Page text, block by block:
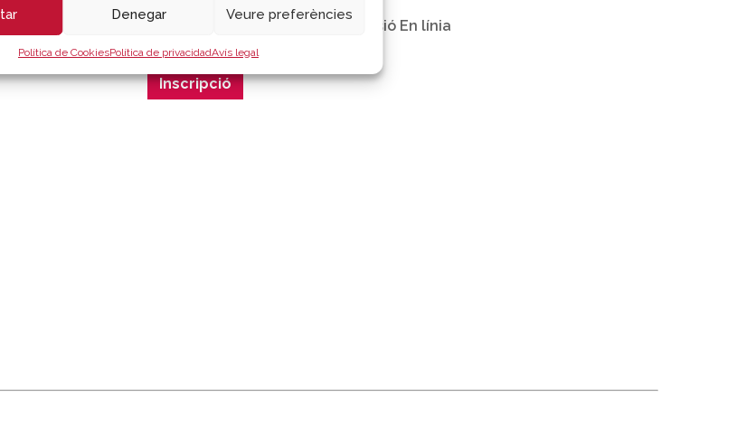
Denegar Veure preferències
Política de CookiesPolítica de privacidadAvís legal
Webinar - Cambra València | Sessió En línia
Inscripció